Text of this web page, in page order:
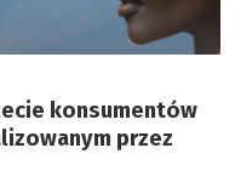
konsumentów
przez